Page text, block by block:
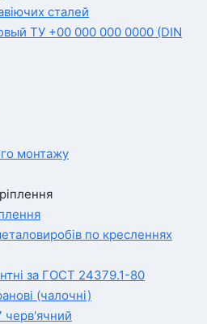
сталей
ТУ +00 000 000 0000 (DIN
монтажу
по кресленнях
за ГОСТ 24379.1-80
(чалочні)
черв'ячний